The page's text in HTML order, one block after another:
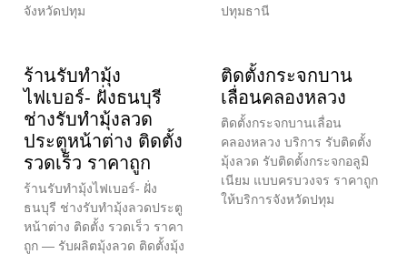
จังหวัดปทุม
ปทุมธานี
ร้านรับทำมุ้ง
ไฟเบอร์- ฝั่งธนบุรี
ช่างรับทำมุ้งลวด
ประตูหน้าต่าง ติดตั้ง
รวดเร็ว ราคาถูก
ร้านรับทำมุ้งไฟเบอร์- ฝั่ง
ธนบุรี ช่างรับทำมุ้งลวดประตู
หน้าต่าง ติดตั้ง รวดเร็ว ราคา
ถูก — รับผลิตมุ้งลวด ติดตั้งมุ้ง
ติดตั้งกระจกบาน
เลื่อนคลองหลวง
ติดตั้งกระจกบานเลื่อน
คลองหลวง บริการ รับติดตั้ง
มุ้งลวด รับติดตั้งกระจกอลูมิ
เนียม แบบครบวงจร ราคาถูก
ให้บริการจังหวัดปทุม